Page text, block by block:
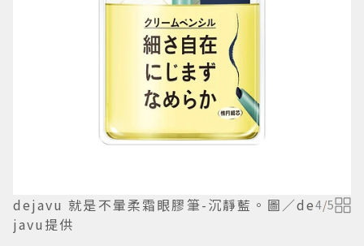
dejavu 就是不暈柔霜眼膠筆-沉靜藍。圖／de
javu提供
4/5